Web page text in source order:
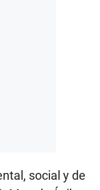
social y de